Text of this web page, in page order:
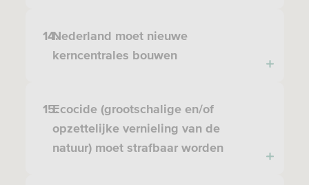
14.Nederland moet nieuwe
kerncentrales bouwen
15.Ecocide (grootschalige en/of
opzettelijke vernieling van de
natuur) moet strafbaar worden